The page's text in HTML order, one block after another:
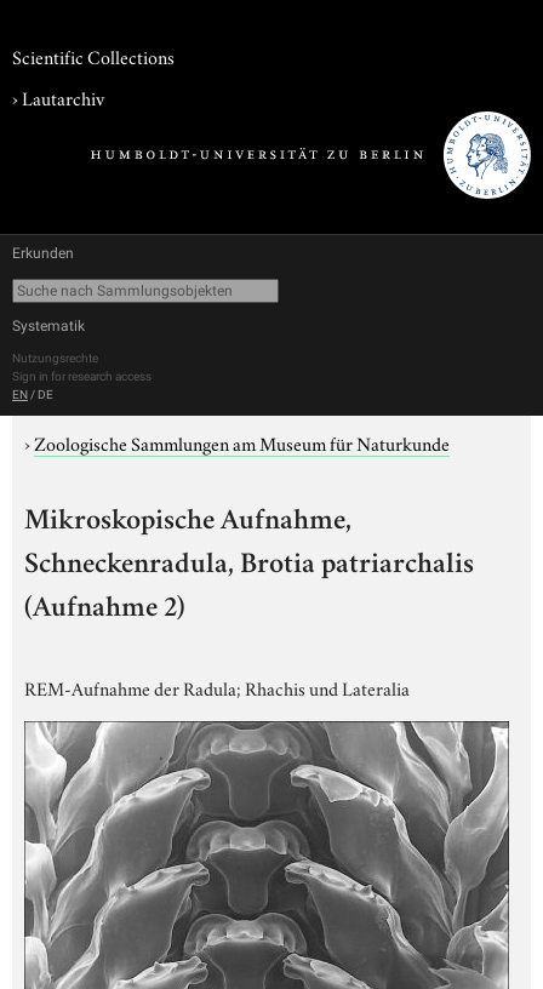
Scientific Collections
›Lautarchiv
Erkunden
Systematik
Nutzungsrechte
Sign in for research access
EN / DE
›Zoologische Sammlungen am Museum für Naturkunde
Mikroskopische Aufnahme,
Schneckenradula, Brotia patriarchalis
(Aufnahme 2)
REM-Aufnahme der Radula; Rhachis und Lateralia